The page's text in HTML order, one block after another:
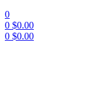
0
0 $0.00
0 $0.00